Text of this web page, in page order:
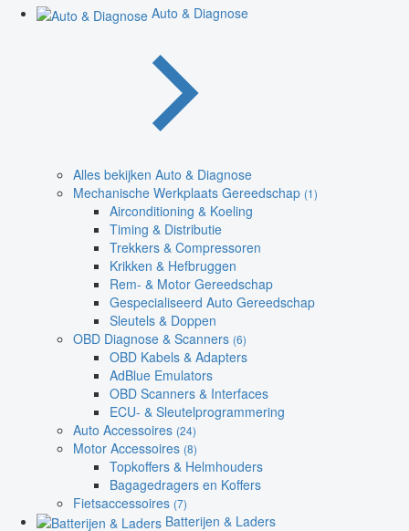
Auto & Diagnose
Alles bekijken Auto & Diagnose
Mechanische Werkplaats Gereedschap (1)
Airconditioning & Koeling
Timing & Distributie
Trekkers & Compressoren
Krikken & Hefbruggen
Rem- & Motor Gereedschap
Gespecialiseerd Auto Gereedschap
Sleutels & Doppen
OBD Diagnose & Scanners (6)
OBD Kabels & Adapters
AdBlue Emulators
OBD Scanners & Interfaces
ECU- & Sleutelprogrammering
Auto Accessoires (24)
Motor Accessoires (8)
Topkoffers & Helmhouders
Bagagedragers en Koffers
Fietsaccessoires (7)
Batterijen & Laders